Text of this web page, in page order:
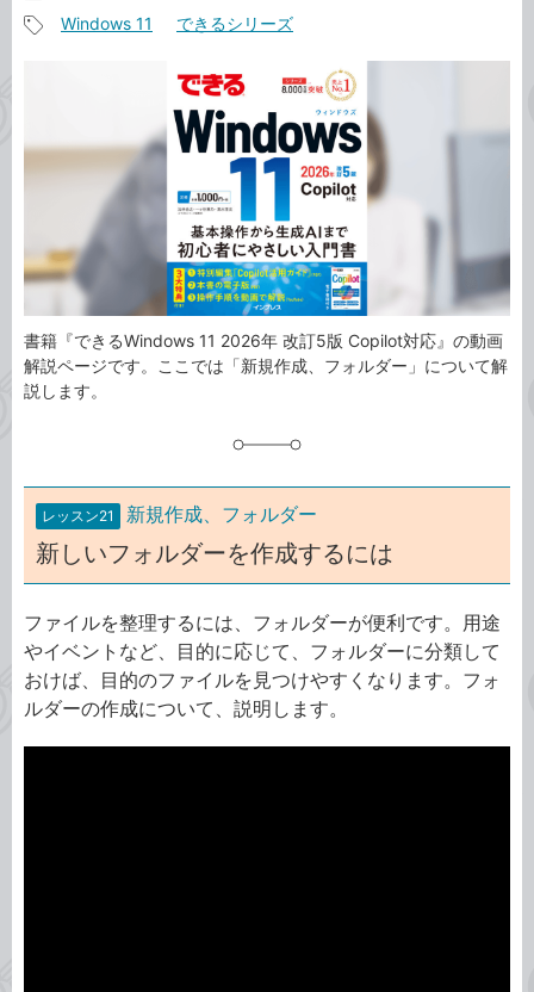
事
リ
Windows 11 できるシリーズ
書籍『できるWindows 11 2026年 改訂5版 Copilot対応』の動画
解説ページです。ここでは「新規作成、フォルダー」について解
説します。
レッスン21 新規作成、フォルダー
新しいフォルダーを作成するには
ファイルを整理するには、フォルダーが便利です。用途
やイベントなど、目的に応じて、フォルダーに分類して
おけば、目的のファイルを見つけやすくなります。フォ
ルダーの作成について、説明します。